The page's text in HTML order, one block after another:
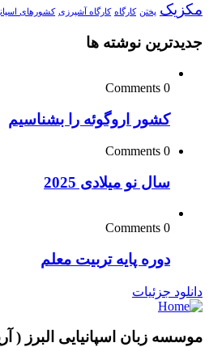
مکزیک پختن کارگاه کارگاه آشپرزی کشورهای
جدیدترین نوشته ها
0 Comments
کشور اروگوئه را بشناسیم
0 Comments
سال نو میلادی 2025
0 Comments
دوره پایه تربیت معلم
دانلود جزئیات
موسسه زبان اسپانیایی البرز (